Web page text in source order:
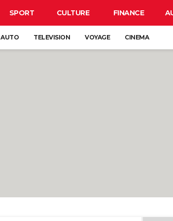
SPORT CULTURE FINANCE
AUTO TELEVISION VOYAGE CINEMA